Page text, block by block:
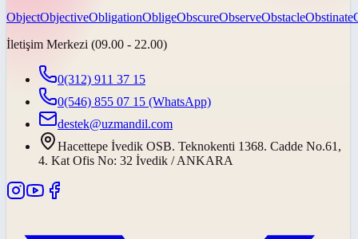
ObjectObjectiveObligationObligeObscureObserveObstacleObstinate
İletişim Merkezi (09.00 - 22.00)
0(312) 911 37 15
0(546) 855 07 15 (WhatsApp)
destek@uzmandil.com
Hacettepe İvedik OSB. Teknokenti 1368. Cadde No.61,
4. Kat Ofis No: 32 İvedik / ANKARA